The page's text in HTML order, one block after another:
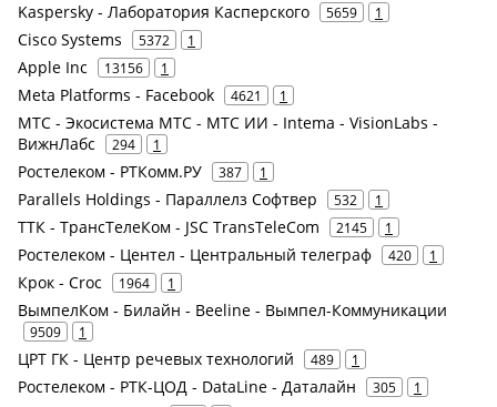
Kaspersky - Лаборатория Касперского 5659 1
Cisco Systems 5372 1
Apple Inc 13156 1
Meta Platforms - Facebook 4621 1
МТС - Экосистема МТС - МТС ИИ - Intema - VisionLabs -
ВижнЛабс
294 1
Ростелеком - РТКомм.РУ 387 1
Parallels Holdings - Параллелз Софтвер 532 1
ТТК - ТрансТелеКом - JSC TransTeleCom 2145 1
Ростелеком - Центел - Центральный телеграф 420 1
Крок - Croc 1964 1
ВымпелКом - Билайн - Beeline - Вымпел-Коммуникации
9509 1
ЦРТ ГК - Центр речевых технологий 489 1
Ростелеком - РТК-ЦОД - DataLine - Даталайн 305 1